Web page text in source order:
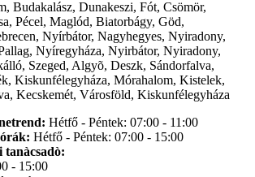
Budakalász, Dunakeszi, Fót, Csömör,
Pécel, Maglód, Biatorbágy, Göd,
Nyírbátor, Nagyhegyes, Nyiradony,
Nyíregyháza, Nyirbátor, Nyiradony,
Szeged, Algyõ, Deszk, Sándorfalva,
Kiskunfélegyháza, Mórahalom, Kistelek,
Kecskemét, Városföld, Kiskunfélegyháza
Hétfő - Péntek: 07:00 - 11:00
Hétfő - Péntek: 07:00 - 15:00
tanàcsadò:
- 15:00